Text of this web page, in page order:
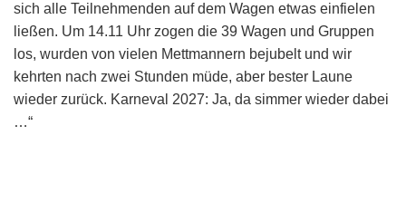
sich alle Teilnehmenden auf dem Wagen etwas einfielen
ließen. Um 14.11 Uhr zogen die 39 Wagen und Gruppen
los, wurden von vielen Mettmannern bejubelt und wir
kehrten nach zwei Stunden müde, aber bester Laune
wieder zurück. Karneval 2027: Ja, da simmer wieder dabei
…“